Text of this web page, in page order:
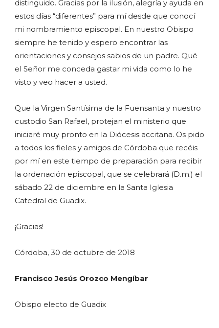
distinguido. Gracias por la ilusión, alegría y ayuda en
estos días “diferentes” para mí desde que conocí
mi nombramiento episcopal. En nuestro Obispo
siempre he tenido y espero encontrar las
orientaciones y consejos sabios de un padre. Qué
el Señor me conceda gastar mi vida como lo he
visto y veo hacer a usted.
Que la Virgen Santísima de la Fuensanta y nuestro
custodio San Rafael, protejan el ministerio que
iniciaré muy pronto en la Diócesis accitana. Os pido
a todos los fieles y amigos de Córdoba que recéis
por mí en este tiempo de preparación para recibir
la ordenación episcopal, que se celebrará (D.m.) el
sábado 22 de diciembre en la Santa Iglesia
Catedral de Guadix.
¡Gracias!
Córdoba, 30 de octubre de 2018
Francisco Jesús Orozco Mengíbar
Obispo electo de Guadix